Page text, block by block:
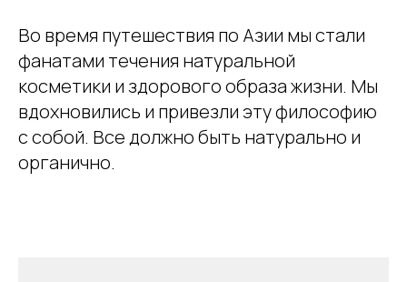
Во время путешествия по Азии мы стали
фанатами течения натуральной
косметики и здорового образа жизни. Мы
вдохновились и привезли эту философию
с собой. Все должно быть натурально и
органично.